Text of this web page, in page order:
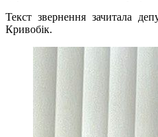
Текст звернення зачитала
Кривобік.